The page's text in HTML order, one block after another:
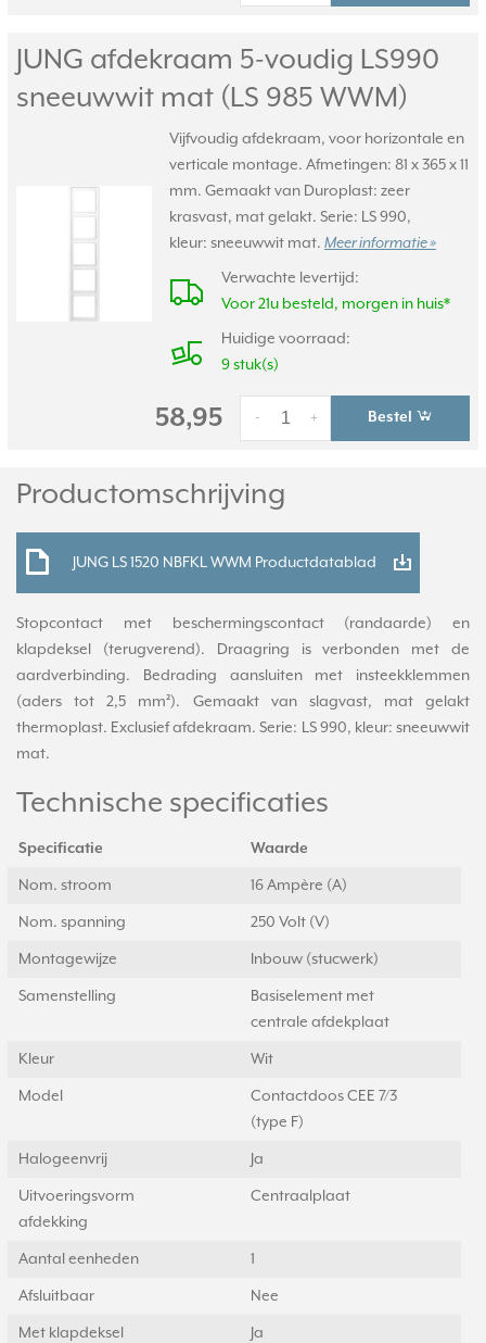
JUNG afdekraam 5-voudig LS990
sneeuwwit mat (LS 985 WWM)
Vijfvoudig afdekraam, voor horizontale en
verticale montage. Afmetingen: 81 x 365 x 11
mm. Gemaakt van Duroplast: zeer
krasvast, mat gelakt. Serie: LS 990,
kleur: sneeuwwit mat. Meer informatie »
Verwachte levertijd:
Voor 21u besteld, morgen in huis*
Huidige voorraad:
9 stuk(s)
58,95 +
- Bestel
Productomschrijving
JUNG LS 1520 NBFKL WWM Productdatablad
Stopcontact met beschermingscontact (randaarde) en
klapdeksel (terugverend). Draagring is verbonden met de
aardverbinding. Bedrading aansluiten met insteekklemmen
(aders tot 2,5 mm²). Gemaakt van slagvast, mat gelakt
thermoplast. Exclusief afdekraam. Serie: LS 990, kleur: sneeuwwit
mat.
Technische specificaties
Specificatie Waarde
Nom. stroom 16 Ampère (A)
Nom. spanning 250 Volt (V)
Montagewijze Inbouw (stucwerk)
Samenstelling
Basiselement met
centrale afdekplaat
Kleur Wit
Model
Contactdoos CEE 7/3
(type F)
Halogeenvrij Ja
Uitvoeringsvorm
afdekking
Centraalplaat
Aantal eenheden 1
Afsluitbaar Nee
Met klapdeksel Ja